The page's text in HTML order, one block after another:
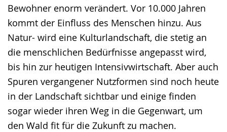
Bewohner enorm verändert. Vor 10.000 Jahren
kommt der Einfluss des Menschen hinzu. Aus
Natur- wird eine Kulturlandschaft, die stetig an
die menschlichen Bedürfnisse angepasst wird,
bis hin zur heutigen Intensivwirtschaft. Aber auch
Spuren vergangener Nutzformen sind noch heute
in der Landschaft sichtbar und einige finden
sogar wieder ihren Weg in die Gegenwart, um
den Wald fit für die Zukunft zu machen.